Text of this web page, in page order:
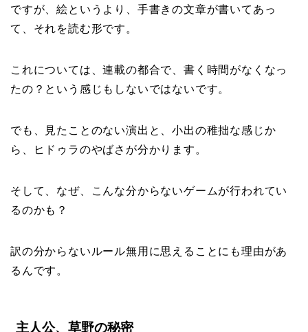
ですが、絵というより、手書きの文章が書いてあっ
て、それを読む形です。
これについては、連載の都合で、書く時間がなくなっ
たの？という感じもしないではないです。
でも、見たことのない演出と、小出の稚拙な感じか
ら、ヒドゥラのやばさが分かります。
そして、なぜ、こんな分からないゲームが行われてい
るのかも？
訳の分からないルール無用に思えることにも理由があ
るんです。
主人公、草野の秘密